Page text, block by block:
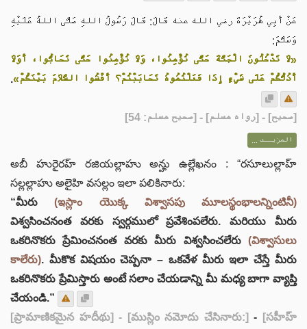
عَنْ أَبِي هُرَيْرَةَ رضي الله عنه قَالَ: قَالَ رَسُولُ اللهِ صَلَّى اللهُ عَلَيْهِ
وَسَلَّمَ:
«لَا تَدْخُلُونَ الْجَنَّةَ حَتَّى تُؤْمِنُوا، وَلَا تُؤْمِنُوا حَتَّى تَحَابُّوا، أَوَلَا
أَدُلُّكُمْ عَلَى شَيْءٍ إِذَا فَعَلْتُمُوهُ تَحَابَبْتُمْ؟ أَفْشُوا السَّلَامَ بَيْنَكُمْ».
[صحيح] - [رواه مسلم] - [صحيح مسلم: 54]
المزيــد ...
అబీ హురైరహ్ రజియల్లాహు అన్హు ఉల్లేఖనం : “రసూలుల్లాహ్
సల్లల్లాహు అలైహి వసల్లం ఇలా పలికినారు:
“మీరు(ఇస్లాం యొక్క విశ్వాసపు మూలస్థంభాలన్నింటినీ)
విశ్వసించనంత వరకు స్వర్గములో ప్రవేశింపలేరు. మరియు మీరు
ఒకరినొకరు ప్రేమించనంత వరకు మీరు విశ్వసించలేరు (విశ్వాసులు
కాలేరు). మీకొక విషయం చెప్పనా – ఒకవేళ మీరు ఇలా చేస్తే మీరు
ఒకరినొకరు ప్రేమిస్తారు అంటే సలాం చేయడాన్ని మీ మధ్య బాగా వ్యాప్తి
చేయండి.”
[ప్రామాణికమైన హదీథు] - [ముస్లిం నమోదు చేసినారు:] -
[సహీహ్